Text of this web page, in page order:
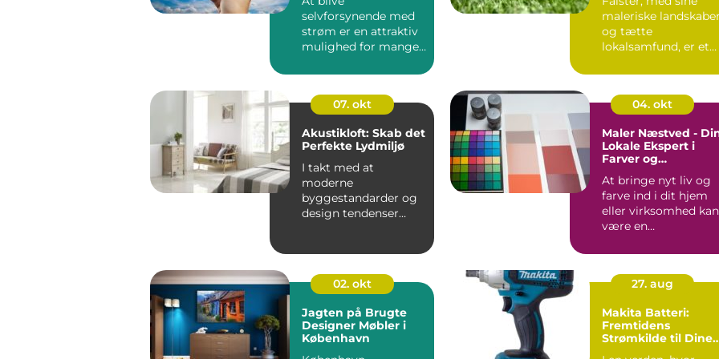
selvforsynende med
strøm er en attraktiv
mulighed for mange,
maleriske
og tætte
lokalsamfund, er et
ik...
07. okt
Akustikloft: Skab det
Perfekte Lydmiljø
I takt med at
moderne
byggestandarder og
design tendenser
04. okt
Maler Næstved -
Lokale Ekspert i
Farver og
At bringe nyt liv og
farve ind i dit hjem
eller virksomhed kan
være en
handli...
02. okt
Jagten på Brugte
Designer Møbler i
København
27. aug
Makita Batteri:
Fremtidens
Strømkilde til Dine